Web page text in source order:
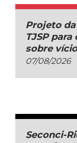
Projeto
TJSP
sobre
07/08/2026
Seconci-